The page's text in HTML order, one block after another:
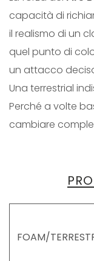
capacità di
il realismo di un
quel punto di
un attacco
Una terrestrial
Perché a volte
cambiare
FOAM/